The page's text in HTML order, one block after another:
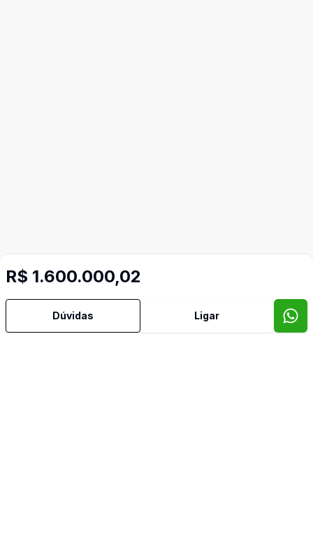
R$ 1.600.000,02
Dúvidas Ligar